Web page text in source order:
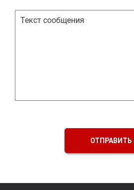
ОТПРАВИТЬ